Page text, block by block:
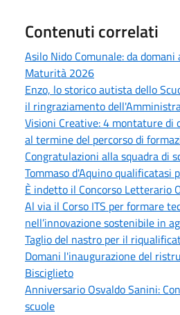
Contenuti correlati
Asilo Nido Comunale: da
Maturità 2026
Enzo, lo storico autista dello
il ringraziamento
Visioni Creative: 4 montature di
al termine del percorso di
Congratulazioni alla squadra di
Tommaso d'Aquino qualificatasi
È indetto il Concorso Letterario
Al via il Corso ITS per formare
nell’innovazione sostenibile in
Taglio del nastro per il
Domani l'inaugurazione del
Bisciglieto
Anniversario Osvaldo Sanini:
scuole